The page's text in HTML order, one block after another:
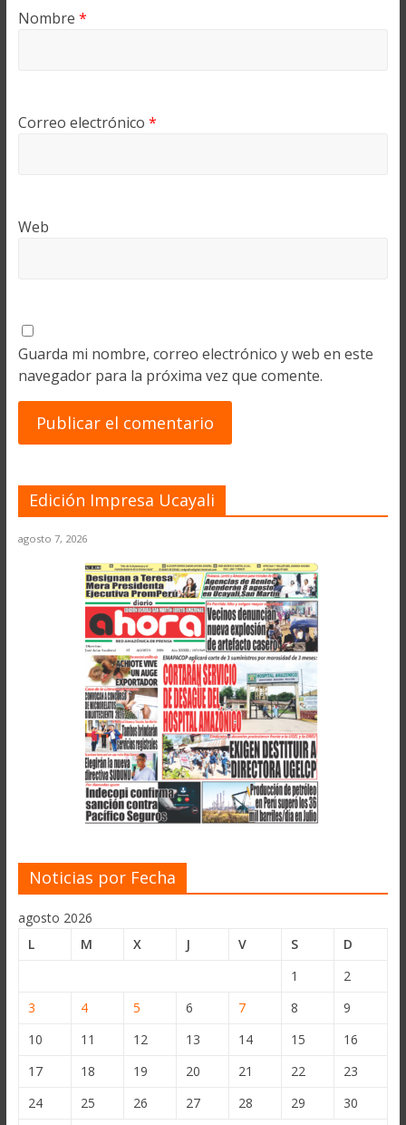
Nombre *
Correo electrónico *
Web
Guarda mi nombre, correo electrónico y web en este
navegador para la próxima vez que comente.
Edición Impresa Ucayali
agosto 7, 2026
Noticias por Fecha
agosto 2026
L
M X J V S
D
1
2
3
4 5 6 7 8
9
10
11 12 13 14 15
16
17
18 19 20 21 22
23
24
25 26 27 28 29
30